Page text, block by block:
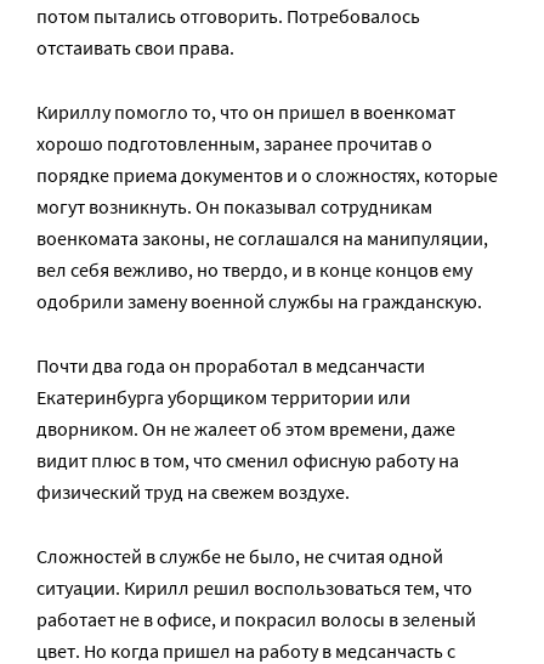
потом пытались отговорить. Потребовалось
отстаивать свои права.
Кириллу помогло то, что он пришел в военкомат
хорошо подготовленным, заранее прочитав о
порядке приема документов и о сложностях, которые
могут возникнуть. Он показывал сотрудникам
военкомата законы, не соглашался на манипуляции,
вел себя вежливо, но твердо, и в конце концов ему
одобрили замену военной службы на гражданскую.
Почти два года он проработал в медсанчасти
Екатеринбурга уборщиком территории или
дворником. Он не жалеет об этом времени, даже
видит плюс в том, что сменил офисную работу на
физический труд на свежем воздухе.
Сложностей в службе не было, не считая одной
ситуации. Кирилл решил воспользоваться тем, что
работает не в офисе, и покрасил волосы в зеленый
цвет. Но когда пришел на работу в медсанчасть с